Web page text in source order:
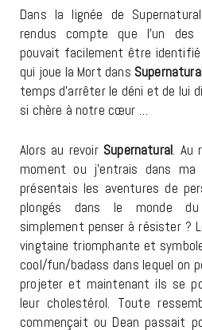
Dans la lignée de
rendus compte que l’un des
pouvait facilement être
qui joue la Mort dans
temps d’arrêter le déni et de lui
si chère à notre cœur …
Alors au revoir Supernatural. Au
moment ou j’entrais dans
présentais les aventures de
plongés dans le monde du
simplement penser à résister ?
vingtaine triomphante et
cool/fun/badass dans lequel on
projeter et maintenant ils se
leur cholestérol. Toute
commençait ou Dean passait